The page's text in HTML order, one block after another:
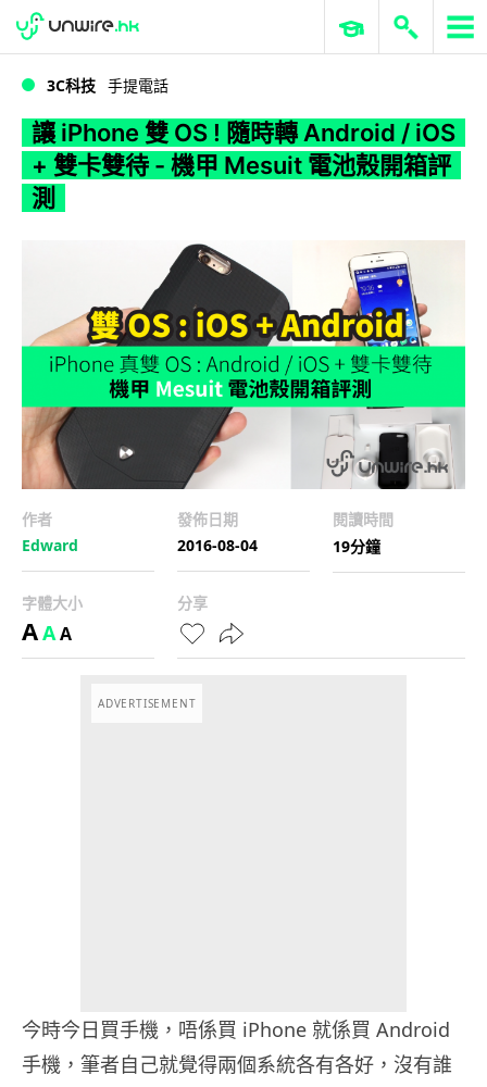
WWDC 2026 ERP 與商業 AI
3C科技 手提電話
讓 iPhone 雙 OS ! 隨時轉 Android / iOS
+ 雙卡雙待 - 機甲 Mesuit 電池殼開箱評
測
作者
Edward
發佈日期
2016-08-04
閱讀時間
19分鐘
字體大小
AAA
分享
ADVERTISEMENT
今時今日買手機，唔係買 iPhone 就係買 Android
手機，筆者自己就覺得兩個系統各有各好，沒有誰